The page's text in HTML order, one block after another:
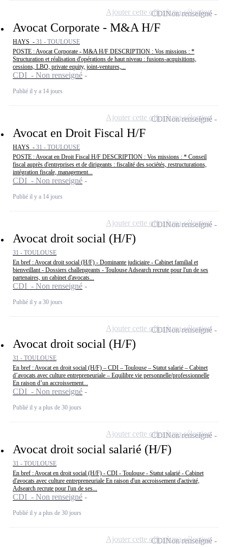
Avocat Corporate - M&A H/F
HAYS - 31 - TOULOUSE
POSTE : Avocat Corporate - M&A H/F DESCRIPTION : Vos missions : *
Structuration et réalisation d'opérations de haut niveau : fusions-acquisitions,
cessions, LBO, private equity, joint-ventures,...
CDI - Non renseigné
Publié il y a 14 jours
CDINon renseigné
Ajouter cette offre à ma sélection
Avocat en Droit Fiscal H/F
HAYS - 31 - TOULOUSE
POSTE : Avocat en Droit Fiscal H/F DESCRIPTION : Vos missions : * Conseil
fiscal auprès d'entreprises et de dirigeants : fiscalité des sociétés, restructurations,
intégration fiscale, management...
CDI - Non renseigné
Publié il y a 14 jours
CDINon renseigné
Ajouter cette offre à ma sélection
Avocat droit social (H/F)
31 - TOULOUSE
En bref : Avocat droit social (H/F) - Dominante judiciaire - Cabinet familial et
bienveillant - Dossiers challengeants - Toulouse Adsearch recrute pour l'un de ses
partenaires, un cabinet d'avocats...
CDI - Non renseigné
Publié il y a 30 jours
CDINon renseigné
Ajouter cette offre à ma sélection
Avocat droit social (H/F)
31 - TOULOUSE
En bref : Avocat en droit social (H/F) – CDI – Toulouse – Statut salarié – Cabinet
d’avocats avec culture entrepreneuriale – Equilibre vie personnelle/professionnelle
En raison d’un accroissement...
CDI - Non renseigné
Publié il y a plus de 30 jours
CDINon renseigné
Ajouter cette offre à ma sélection
Avocat droit social salarié (H/F)
31 - TOULOUSE
En bref : Avocat en droit social (H/F) - CDI - Toulouse - Statut salarié - Cabinet
d'avocats avec culture entrepreneuriale En raison d'un accroissement d'activité,
Adsearch recrute pour l'un de ses...
CDI - Non renseigné
Publié il y a plus de 30 jours
CDINon renseigné
Ajouter cette offre à ma sélection
CDINon renseigné
Ajouter cette offre à ma sélection